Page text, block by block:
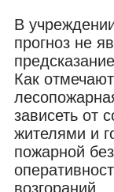
В
прогноз не
Как
зависеть от
жителями и
пожарной
возгораний.